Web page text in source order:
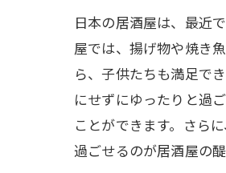
日本の居酒屋は、最近
屋では、揚げ物や焼き
ら、子供たちも満足で
にせずにゆったりと過
ことができます。さら
過ごせるのが居酒屋の醍